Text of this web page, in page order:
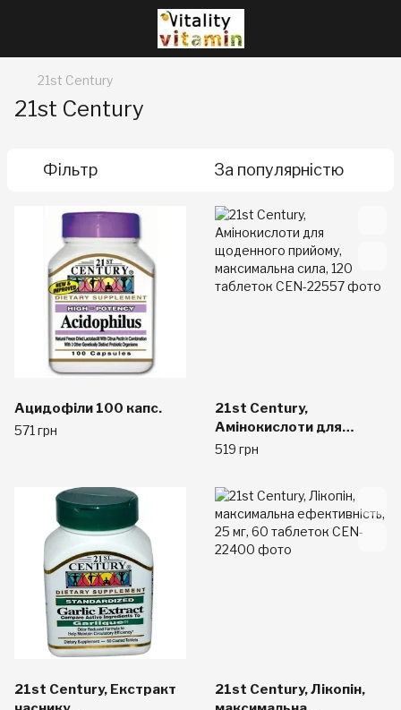
21st Century
21st Century
Фільтр За популярністю
Ацидофіли 100 капс.
571 грн
21st Century,
Амінокислоти для
щоденного прийому,
таблеток
519 грн
21st Century, Екстракт
21st Century, Лікопін,